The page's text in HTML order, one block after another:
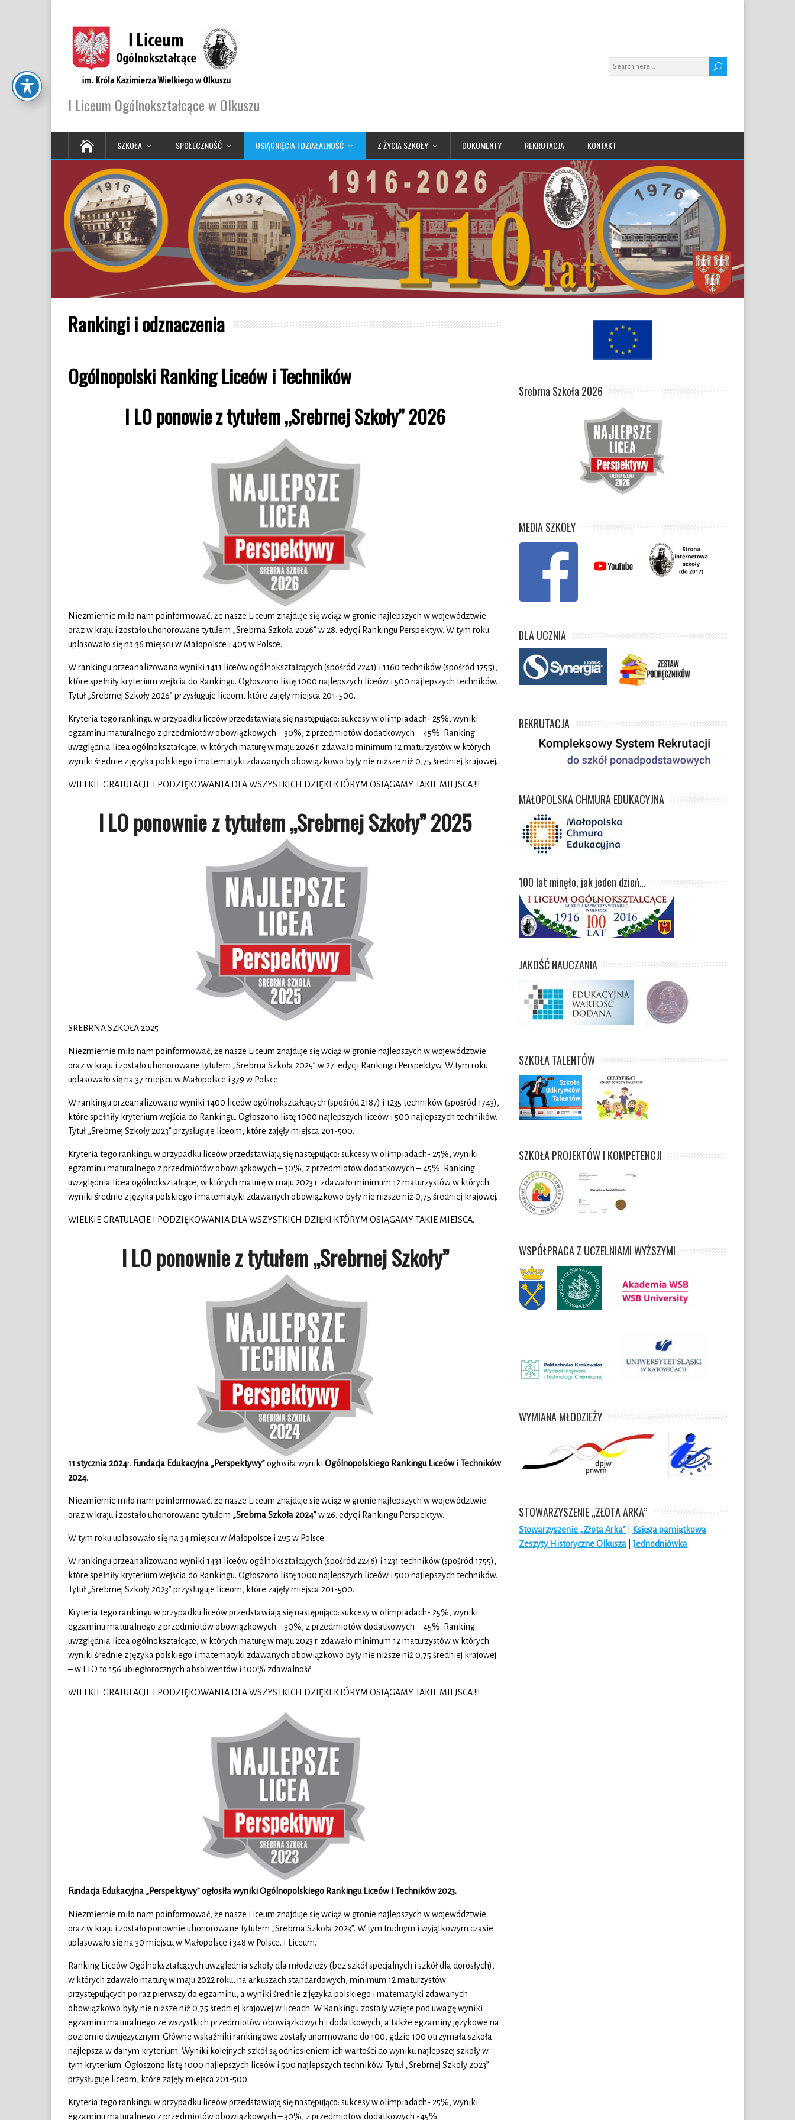
I Liceum Ogólnokształcące w Olkuszu
SZKOŁA SPOŁECZNOŚĆ OSIĄGNIĘCIA I DZIAŁALNOŚĆ Z ŻYCIA SZKOŁY DOKUMENTY REKRUTACJA KONTAKT
Rankingi i odznaczenia
Ogólnopolski Ranking Liceów i Techników
I LO ponowie z tytułem „Srebrnej Szkoły” 2026
Niezmiernie miło nam poinformować, że nasze Liceum znajduje się wciąż w gronie najlepszych w województwie
oraz w kraju i zostało uhonorowane tytułem „Srebrna Szkoła 2026” w 28. edycji Rankingu Perspektyw. W tym roku
uplasowało się na 36 miejscu w Małopolsce i 405 w Polsce.
W rankingu przeanalizowano wyniki 1411 liceów ogólnokształcących (spośród 2241) i 1160 techników (spośród 1755),
które spełniły kryterium wejścia do Rankingu. Ogłoszono listę 1000 najlepszych liceów i 500 najlepszych techników.
Tytuł „Srebrnej Szkoły 2026” przysługuje liceom, które zajęły miejsca 201-500.
Kryteria tego rankingu w przypadku liceów przedstawiają się następująco: sukcesy w olimpiadach- 25%, wyniki
egzaminu maturalnego z przedmiotów obowiązkowych – 30%, z przedmiotów dodatkowych – 45%. Ranking
uwzględnia licea ogólnokształcące, w których maturę w maju 2026 r. zdawało minimum 12 maturzystów w których
wyniki średnie z języka polskiego i matematyki zdawanych obowiązkowo były nie niższe niż 0,75 średniej krajowej.
WIELKIE GRATULACJE I PODZIĘKOWANIA DLA WSZYSTKICH DZIĘKI KTÓRYM OSIĄGAMY TAKIE MIEJSCA !!!
I LO ponownie z tytułem „Srebrnej Szkoły” 2025
SREBRNA SZKOŁA 2025
Niezmiernie miło nam poinformować, że nasze Liceum znajduje się wciąż w gronie najlepszych w województwie
oraz w kraju i zostało uhonorowane tytułem „Srebrna Szkoła 2025” w 27. edycji Rankingu Perspektyw. W tym roku
uplasowało się na 37 miejscu w Małopolsce i 379 w Polsce.
W rankingu przeanalizowano wyniki 1400 liceów ogólnokształcących (spośród 2187) i 1235 techników (spośród 1743),
które spełniły kryterium wejścia do Rankingu. Ogłoszono listę 1000 najlepszych liceów i 500 najlepszych techników.
Tytuł „Srebrnej Szkoły 2023” przysługuje liceom, które zajęły miejsca 201-500.
Kryteria tego rankingu w przypadku liceów przedstawiają się następująco: sukcesy w olimpiadach- 25%, wyniki
egzaminu maturalnego z przedmiotów obowiązkowych – 30%, z przedmiotów dodatkowych – 45%. Ranking
uwzględnia licea ogólnokształcące, w których maturę w maju 2023 r. zdawało minimum 12 maturzystów w których
wyniki średnie z języka polskiego i matematyki zdawanych obowiązkowo były nie niższe niż 0,75 średniej krajowej.
WIELKIE GRATULACJE I PODZIĘKOWANIA DLA WSZYSTKICH DZIĘKI KTÓRYM OSIĄGAMY TAKIE MIEJSCA.
I LO ponownie z tytułem „Srebrnej Szkoły”
11 stycznia 2024r. Fundacja Edukacyjna „Perspektywy”ogłosiła wyniki Ogólnopolskiego Rankingu Liceów i Techników
2024.
Niezmiernie miło nam poinformować, że nasze Liceum znajduje się wciąż w gronie najlepszych w województwie
oraz w kraju i zostało uhonorowane tytułem „Srebrna Szkoła 2024”w 26. edycji Rankingu Perspektyw.
W tym roku uplasowało się na 34 miejscu w Małopolsce i 295 w Polsce.
W rankingu przeanalizowano wyniki 1431 liceów ogólnokształcących (spośród 2246) i 1231 techników (spośród 1755),
które spełniły kryterium wejścia do Rankingu. Ogłoszono listę 1000 najlepszych liceów i 500 najlepszych techników.
Tytuł „Srebrnej Szkoły 2023” przysługuje liceom, które zajęły miejsca 201-500.
Kryteria tego rankingu w przypadku liceów przedstawiają się następująco: sukcesy w olimpiadach- 25%, wyniki
egzaminu maturalnego z przedmiotów obowiązkowych – 30%, z przedmiotów dodatkowych – 45%. Ranking
uwzględnia licea ogólnokształcące, w których maturę w maju 2023 r. zdawało minimum 12 maturzystów w których
wyniki średnie z języka polskiego i matematyki zdawanych obowiązkowo były nie niższe niż 0,75 średniej krajowej
– w I LO to 156 ubiegłorocznych absolwentów i 100% zdawalność.
WIELKIE GRATULACJE I PODZIĘKOWANIA DLA WSZYSTKICH DZIĘKI KTÓRYM OSIĄGAMY TAKIE MIEJSCA !!!
Fundacja Edukacyjna „Perspektywy” ogłosiła wyniki Ogólnopolskiego Rankingu Liceów i Techników 2023.
Niezmiernie miło nam poinformować, że nasze Liceum znajduje się wciąż w gronie najlepszych w województwie
oraz w kraju i zostało ponownie uhonorowane tytułem „Srebrna Szkoła 2023”. W tym trudnym i wyjątkowym czasie
uplasowało się na 30 miejscu w Małopolsce i 348 w Polsce. I Liceum.
Ranking Liceów Ogólnokształcących uwzględnia szkoły dla młodzieży (bez szkół specjalnych i szkół dla dorosłych),
w których zdawało maturę w maju 2022 roku, na arkuszach standardowych, minimum 12 maturzystów
przystępujących po raz pierwszy do egzaminu, a wyniki średnie z języka polskiego i matematyki zdawanych
obowiązkowo były nie niższe niż 0,75 średniej krajowej w liceach. W Rankingu zostały wzięte pod uwagę wyniki
egzaminu maturalnego ze wszystkich przedmiotów obowiązkowych i dodatkowych, a także egzaminy językowe na
poziomie dwujęzycznym. Główne wskaźniki rankingowe zostały unormowane do 100, gdzie 100 otrzymała szkoła
najlepsza w danym kryterium. Wyniki kolejnych szkół są odniesieniem ich wartości do wyniku najlepszej szkoły w
tym kryterium. Ogłoszono listę 1000 najlepszych liceów i 500 najlepszych techników. Tytuł „Srebrnej Szkoły 2023”
przysługuje liceom, które zajęły miejsca 201-500.
Kryteria tego rankingu w przypadku liceów przedstawiają się następująco: sukcesy w olimpiadach- 25%, wyniki
egzaminu maturalnego z przedmiotów obowiązkowych – 30%, z przedmiotów dodatkowych -45%.
Srebrna Szkoła 2026
MEDIA SZKOŁY
DLA UCZNIA
REKRUTACJA
MAŁOPOLSKA CHMURA EDUKACYJNA
100 lat minęło, jak jeden dzień…
JAKOŚĆ NAUCZANIA
SZKOŁA TALENTÓW
SZKOŁA PROJEKTÓW I KOMPETENCJI
WSPÓŁPRACA Z UCZELNIAMI WYŻSZYMI
WYMIANA MŁODZIEŻY
STOWARZYSZENIE „ZŁOTA ARKA”
Stowarzyszenie „Złota Arka”
Księga pamiątkowa
Zeszyty Historyczne Olkusza |Jednodniówka